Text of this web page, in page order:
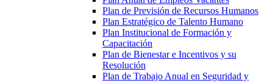
Plan de Previsión de Recursos Humanos
Plan Estratégico de Talento Humano
Plan Institucional de Formación y
Capacitación
Plan de Bienestar e Incentivos y su
Resolución
Plan de Trabajo Anual en Seguridad y